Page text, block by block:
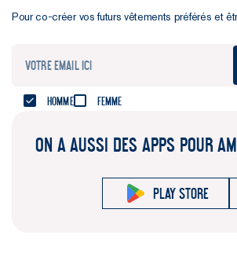
Pour co-créer vos futurs vêtements préférés et
Homme Femme
ON A AUSSI DES APPS POUR
Play store